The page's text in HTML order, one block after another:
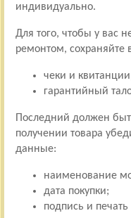
индивидуально.
Для того, чтобы у вас
ремонтом, сохраняйте
чеки и
гарантийный
Последний должен
получении товара
данные:
наименование
дата покупки;
подпись и